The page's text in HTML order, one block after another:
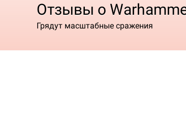
Отзывы о
Грядут масштабные сражения